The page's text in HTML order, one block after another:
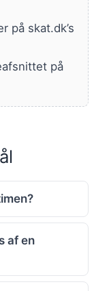
på skat.dk’s
på
af en